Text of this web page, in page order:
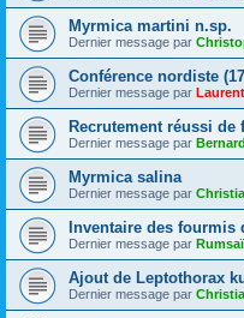
Myrmica martini n.sp.
Dernier message par
Conférence nordiste
Dernier message par
Recrutement réussi
Dernier message par
Myrmica salina
Dernier message par
Inventaire des fourmis
Dernier message par
Ajout de Leptothorax
Dernier message par